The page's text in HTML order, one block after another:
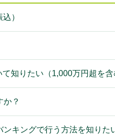
）
知りたい（1,000万円超を含
か？
ンキングで行う方法を知りた